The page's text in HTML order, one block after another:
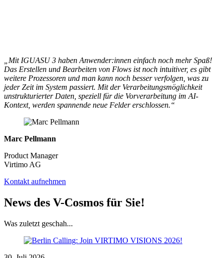
„Mit IGUASU 3 haben Anwender:innen einfach noch mehr Spaß!
Das Erstellen und Bearbeiten von Flows ist noch intuitiver, es gibt
weitere Prozessoren und man kann noch besser verfolgen, was zu
jeder Zeit im System passiert. Mit der Verarbeitungsmöglichkeit
unstrukturierter Daten, speziell für die Vorverarbeitung im AI-
Kontext, werden spannende neue Felder erschlossen.“
Marc Pellmann
Product Manager
Virtimo AG
Kontakt aufnehmen
News des V-Cosmos für Sie!
Was zuletzt geschah...